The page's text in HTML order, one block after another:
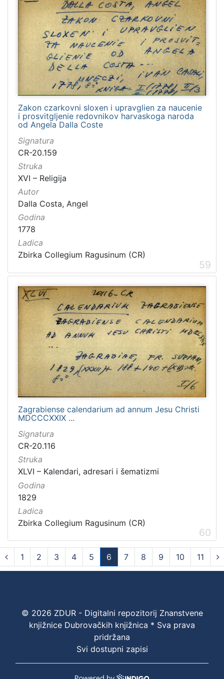
Zakon czarkovni sloxen i upravglien za naucenie
i prosvitgljenie redovnikov harvaskoga naroda
od Angela Dalla Coste
Signatura
CR-20.159
Struka
XVI – Religija
Autor
Dalla Costa, Angel
Godina
1778
Ladica
Zbirka Collegium Ragusinum (CR)
59
Zagrabiense calendarium ad annum Jesu Christi
MDCCCXXIX ...
Signatura
CR-20.116
Struka
XLVI – Kalendari, adresari i šematizmi
Godina
1829
Ladica
Zbirka Collegium Ragusinum (CR)
60
1 2 3 4 5
6
(current)
7 8 9 10 11
© 2026 ZDUR - Digitalni repozitorij Znanstvene
knjižnice Dubrovačkih knjižnica * Sva prava
pridržana
Svi dostupni zapisi